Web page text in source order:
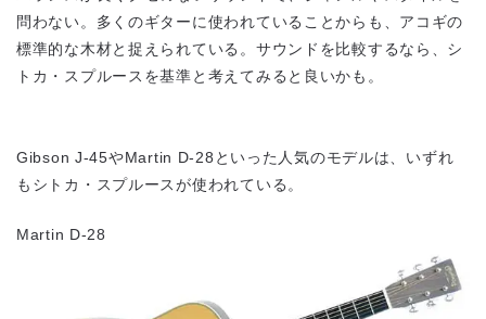
問わない。多くのギターに使われていることからも、アコギの
標準的な木材と捉えられている。サウンドを比較するなら、シ
トカ・スプルースを基準と考えてみると良いかも。
Gibson J-45やMartin D-28といった人気のモデルは、いずれ
もシトカ・スプルースが使われている。
Martin D-28